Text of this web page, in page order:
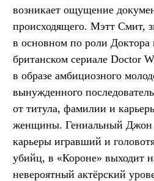
возникает ощущение
происходящего. Мэтт Смит,
в основном по роли Доктора
британском сериале Doctor
в образе амбициозного
вынужденного
от титула, фамилии и
женщины. Гениальный Джон
карьеры игравший и
убийц, в «Короне» выходит
невероятный актёрский